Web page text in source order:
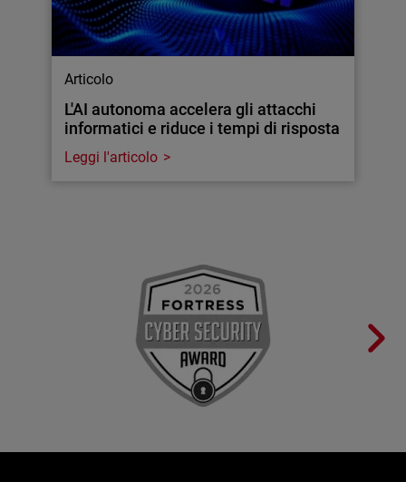
Articolo
L'AI autonoma accelera gli attacchi
informatici e riduce i tempi di risposta
Leggi l'articolo